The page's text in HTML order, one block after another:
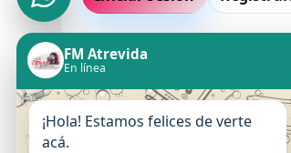
Todavia no hay comentarios
FM Atrevida
En línea
¡Hola! Estamos felices de verte
acá.